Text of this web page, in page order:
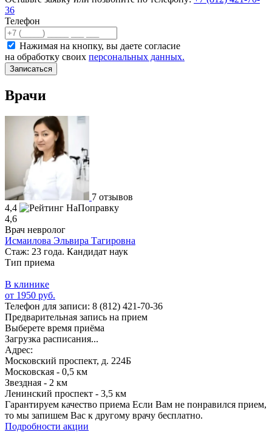
36
Телефон
Нажимая на кнопку, вы даете согласие
на обработку своих персональных данных.
Записаться
Врачи
7 отзывов
4,4
4,6
Врач невролог
Исмаилова Эльвира Тагировна
Стаж: 23 года. Кандидат наук
Тип приема
В клинике
от 1950 руб.
Телефон для записи: 8 (812) 421-70-36
Предварительная запись на прием
Выберете время приёма
Загрузка расписания...
Адрес:
Московский проспект, д. 224Б
Московская - 0,5 км
Звездная - 2 км
Ленинский проспект - 3,5 км
Гарантируем качество приема Если Вам не понравился прием,
то мы запишем Вас к другому врачу бесплатно.
Подробности акции